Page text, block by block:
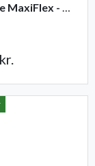
Handske MaxiFlex - Cut